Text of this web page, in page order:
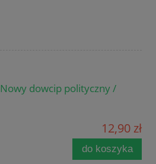
dowcip polityczny /
12,90 zł
do koszyka